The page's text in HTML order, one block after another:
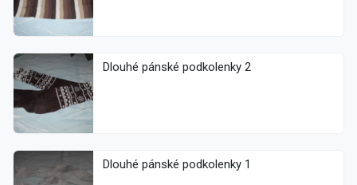
Dlouhé pánské podkolenky 2
Dlouhé pánské podkolenky 1